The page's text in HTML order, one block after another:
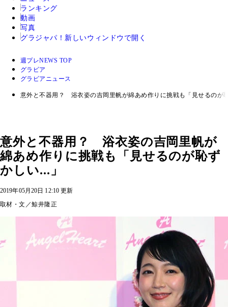
ランキング
動画
写真
グラジャパ！ 新しいウィンドウで開く
週プレNEWS TOP
グラビア
グラビアニュース
意外と不器用？ 浴衣姿の吉岡里帆が綿あめ作りに挑戦も「見せるのが
意外と不器用？ 浴衣姿の吉岡里帆が
綿あめ作りに挑戦も「見せるのが恥ず
かしい...」
2019年05月20日 12:10 更新
取材・文／鯨井隆正